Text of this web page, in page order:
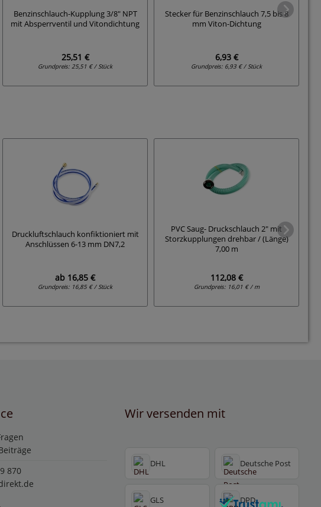
Benzinschlauch-Kupplung 3/8" NPT
mit Absperrventil und Vitondichtung
25,51 €
Grundpreis: 25,51 € / Stück
Stecker für Benzinschlauch 7,5 bis 8
mm Viton-Dichtung
6,93 €
Grundpreis: 6,93 € / Stück
Druckluftschlauch konfiktioniert mit
Anschlüssen 6-13 mm DN7,2
ab 16,85 €
Grundpreis: 16,85 € / Stück
PVC Saug- Druckschlauch 2" mit
Storzkupplungen drehbar / (Länge)
7,00 m
112,08 €
Grundpreis: 16,01 € / m
870
Wir versenden mit
DHL Deutsche Post
GLS DPD